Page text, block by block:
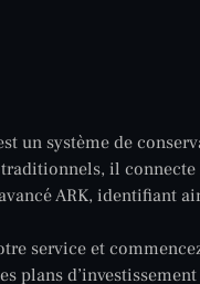
un système de
il
ARK, identifiant
service et
plans